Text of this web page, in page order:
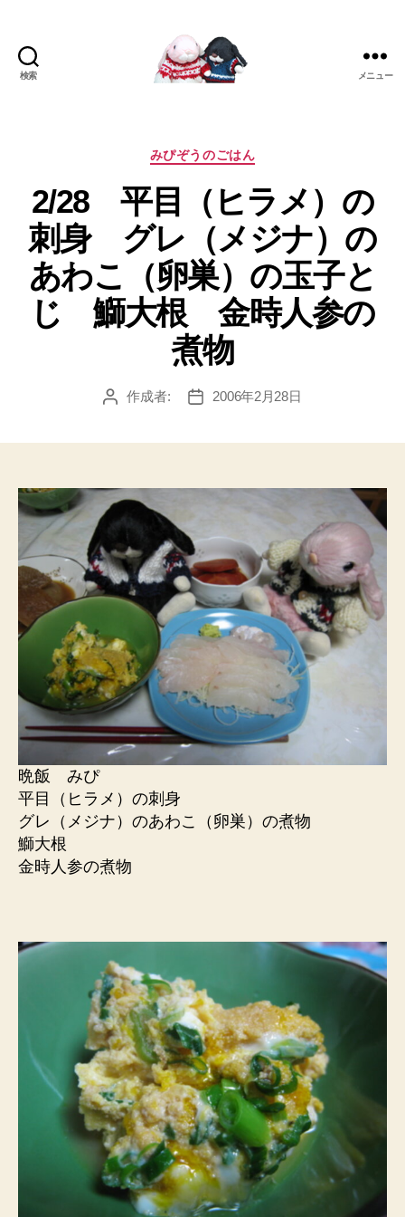
検索
ぴ
う
Blog
メニュー
カ
ゴ
リ
ー
みぴぞうのごはん
2/28 平目（ヒラメ）の
刺身 グレ（メジナ）の
あわこ（卵巣）の玉子と
じ 鰤大根 金時人参の
煮物
投
作成者:
投
2006年2月28日
晩飯 みぴ
平目（ヒラメ）の刺身
グレ（メジナ）のあわこ（卵巣）の煮物
鰤大根
金時人参の煮物